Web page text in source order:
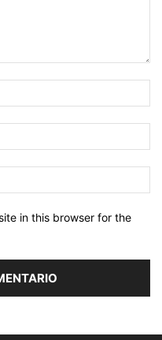
in this browser for the